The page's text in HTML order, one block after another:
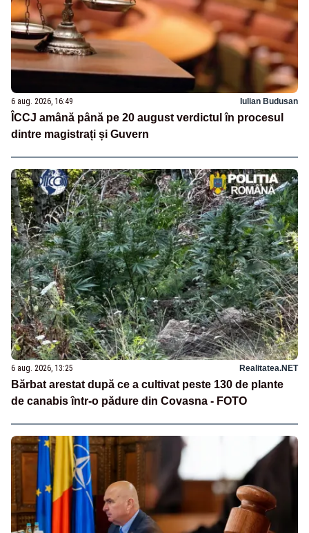
6 aug. 2026, 16:49 Iulian Budusan
ÎCCJ amână până pe 20 august verdictul în procesul
dintre magistrați și Guvern
6 aug. 2026, 13:25 Realitatea.NET
Bărbat arestat după ce a cultivat peste 130 de plante
de canabis într-o pădure din Covasna - FOTO